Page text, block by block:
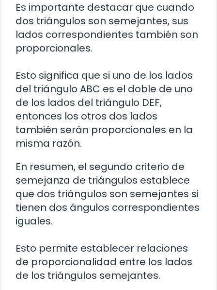
Es importante destacar que cuando
dos triángulos son semejantes, sus
lados correspondientes también son
proporcionales.
Esto significa que si uno de los lados
del triángulo ABC es el doble de uno
de los lados del triángulo DEF,
entonces los otros dos lados
también serán proporcionales en la
misma razón.
En resumen, el segundo criterio de
semejanza de triángulos establece
que dos triángulos son semejantes si
tienen dos ángulos correspondientes
iguales.
Esto permite establecer relaciones
de proporcionalidad entre los lados
de los triángulos semejantes.